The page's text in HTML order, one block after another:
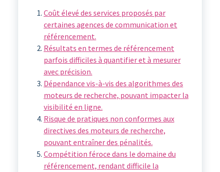
Coût élevé des services proposés par
certaines agences de communication et
référencement.
Résultats en termes de référencement
parfois difficiles à quantifier et à mesurer
avec précision.
Dépendance vis-à-vis des algorithmes des
moteurs de recherche, pouvant impacter la
visibilité en ligne.
Risque de pratiques non conformes aux
directives des moteurs de recherche,
pouvant entraîner des pénalités.
Compétition féroce dans le domaine du
référencement, rendant difficile la